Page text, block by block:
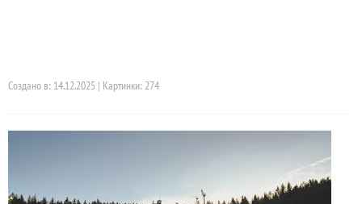
Создано в: 14.12.2025 | Картинки: 274